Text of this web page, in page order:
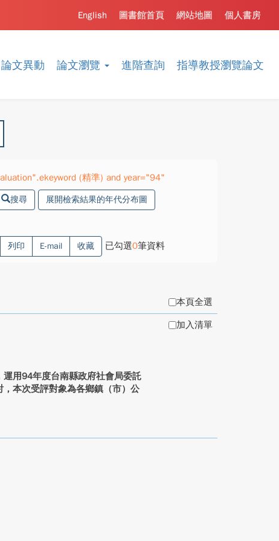
論文異動 論文瀏覽 進階查詢 指導教授瀏覽論文
個人書房
網站地圖
圖書館首頁
English
(精準) and year="94"
搜尋 展開檢索結果的年代分布圖
列印 E-mail 收藏 已勾選0筆資料
本頁全選
用94年度台南縣政府社會局委託
本次受評對象為各鄉鎮（市）公
加入清單